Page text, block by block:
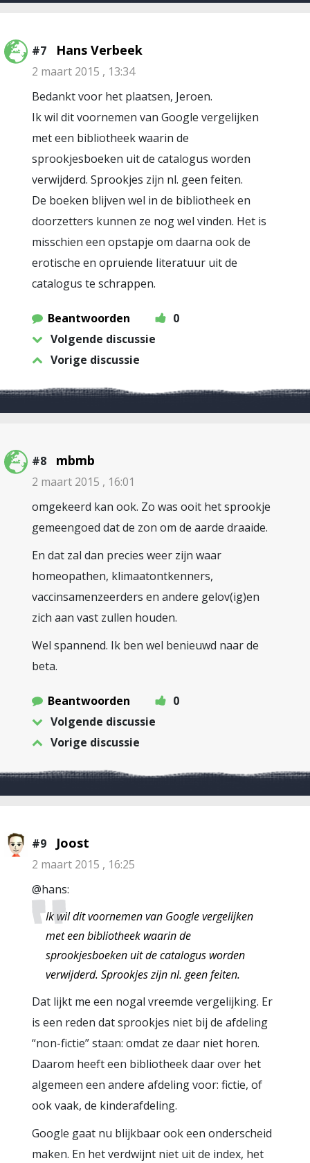
#7 Hans Verbeek
2 maart 2015 , 13:34
Bedankt voor het plaatsen, Jeroen.
Ik wil dit voornemen van Google vergelijken
met een bibliotheek waarin de
sprookjesboeken uit de catalogus worden
verwijderd. Sprookjes zijn nl. geen feiten.
De boeken blijven wel in de bibliotheek en
doorzetters kunnen ze nog wel vinden. Het is
misschien een opstapje om daarna ook de
erotische en opruiende literatuur uit de
catalogus te schrappen.
Beantwoorden
0
Volgende discussie
Vorige discussie
#8 mbmb
2 maart 2015 , 16:01
omgekeerd kan ook. Zo was ooit het sprookje
gemeengoed dat de zon om de aarde draaide.
En dat zal dan precies weer zijn waar
homeopathen, klimaatontkenners,
vaccinsamenzeerders en andere gelov(ig)en
zich aan vast zullen houden.
Wel spannend. Ik ben wel benieuwd naar de
beta.
Beantwoorden
0
Volgende discussie
Vorige discussie
#9 Joost
2 maart 2015 , 16:25
@hans:
Ik wil dit voornemen van Google vergelijken
met een bibliotheek waarin de
sprookjesboeken uit de catalogus worden
verwijderd. Sprookjes zijn nl. geen feiten.
Dat lijkt me een nogal vreemde vergelijking. Er
is een reden dat sprookjes niet bij de afdeling
“non-fictie” staan: omdat ze daar niet horen.
Daarom heeft een bibliotheek daar over het
algemeen een andere afdeling voor: fictie, of
ook vaak, de kinderafdeling.
Google gaat nu blijkbaar ook een onderscheid
maken. En het verdwijnt niet uit de index, het